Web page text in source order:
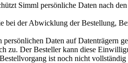
Simml persönliche Daten nach
bei der Abwicklung der Bestellung,
Daten auf Datenträgern
zu. Der Besteller kann diese
ist noch nicht